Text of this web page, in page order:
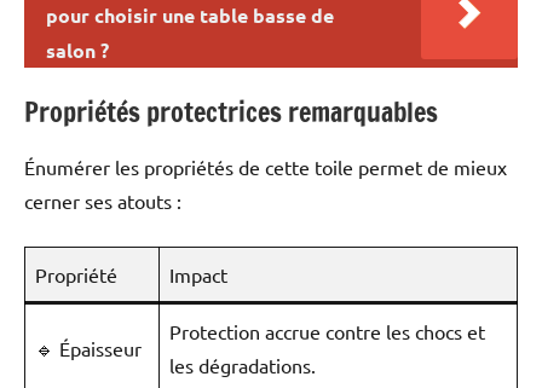
pour choisir une table basse de
salon ?
Propriétés protectrices remarquables
Énumérer les propriétés de cette toile permet de mieux
cerner ses atouts :
Propriété Impact
🔹 Épaisseur
Protection accrue contre les chocs et
les dégradations.